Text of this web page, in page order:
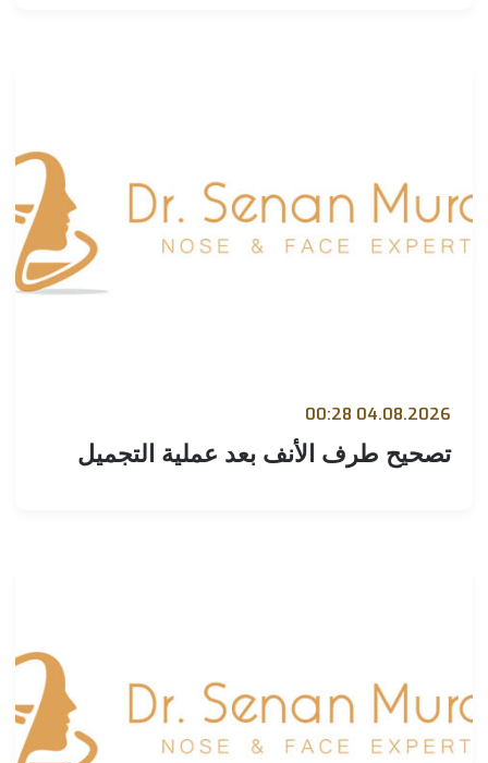
04.08.2026
طرف الأنف بعد عملية التجميل